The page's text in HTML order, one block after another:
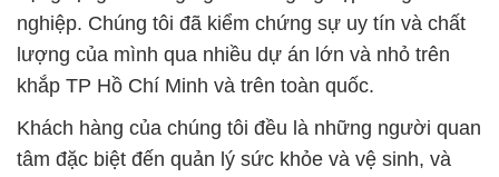
nghiệp. Chúng tôi đã kiểm chứng sự uy tín và chất
lượng của mình qua nhiều dự án lớn và nhỏ trên
khắp TP Hồ Chí Minh và trên toàn quốc.
Khách hàng của chúng tôi đều là những người quan
tâm đặc biệt đến quản lý sức khỏe và vệ sinh, và